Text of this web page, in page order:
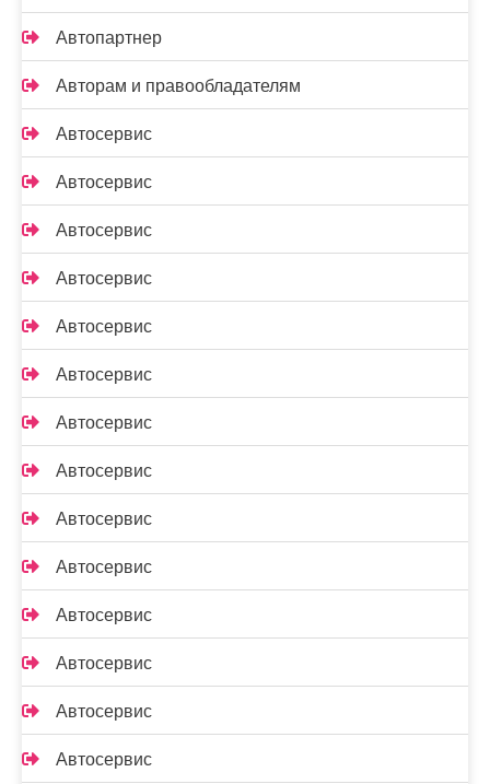
Автопартнер
Авторам и правообладателям
Автосервис
Автосервис
Автосервис
Автосервис
Автосервис
Автосервис
Автосервис
Автосервис
Автосервис
Автосервис
Автосервис
Автосервис
Автосервис
Автосервис